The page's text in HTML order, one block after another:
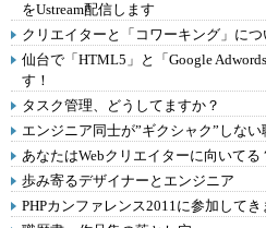
をUstream配信します
クリエイターと「コワーキング」に
仙台で「HTML5」と「Google
す！
タスク管理、どうしてますか？
エンジニア同士が”ギクシャク”しな
あなたはWebクリエイターに向いて
歩み寄るデザイナーとエンジニア
PHPカンファレンス2011に参加してき